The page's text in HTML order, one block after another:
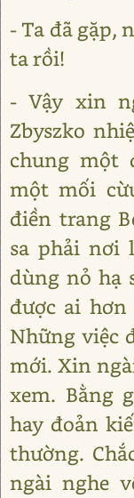
- Ta đã gặp,
ta rồi!
- Vậy xin
Zbyszko
chung một
một mối
điền trang
sa phải nơi
dùng nỏ hạ
được ai
Những việc
mới. Xin
xem. Bằng
hay đoản
thường.
ngài nghe